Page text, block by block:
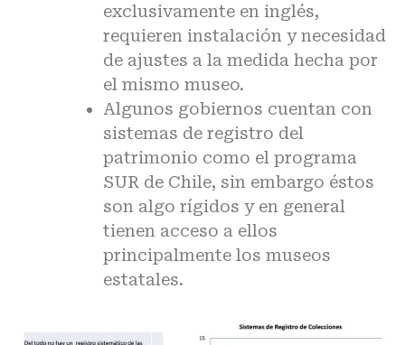
exclusivamente en inglés,
requieren instalación y necesidad
de ajustes a la medida hecha por
el mismo museo.
Algunos gobiernos cuentan con
sistemas de registro del
patrimonio como el programa
SUR de Chile, sin embargo éstos
son algo rígidos y en general
tienen acceso a ellos
principalmente los museos
estatales.